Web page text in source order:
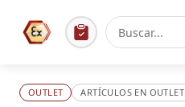
OUTLET ARTÍCULOS EN OUTLET